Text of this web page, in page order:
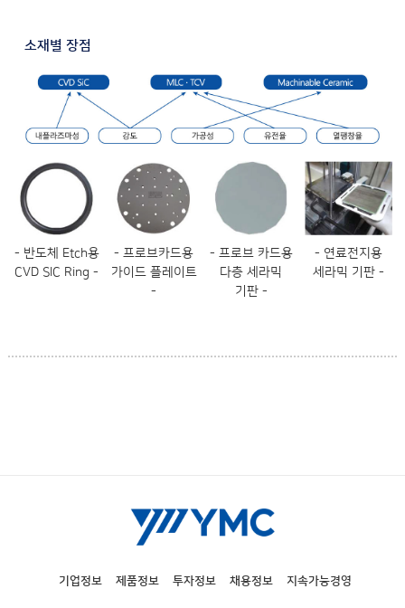
• 소재별 장점
- 반도체 Etch용
CVD SIC Ring -
- 프로브카드용
가이드 플레이트
-
- 프로브 카드용
다층 세라믹
기판 -
- 연료전지용
세라믹 기판 -
기업정보 제품정보 투자정보 채용정보 지속가능경영